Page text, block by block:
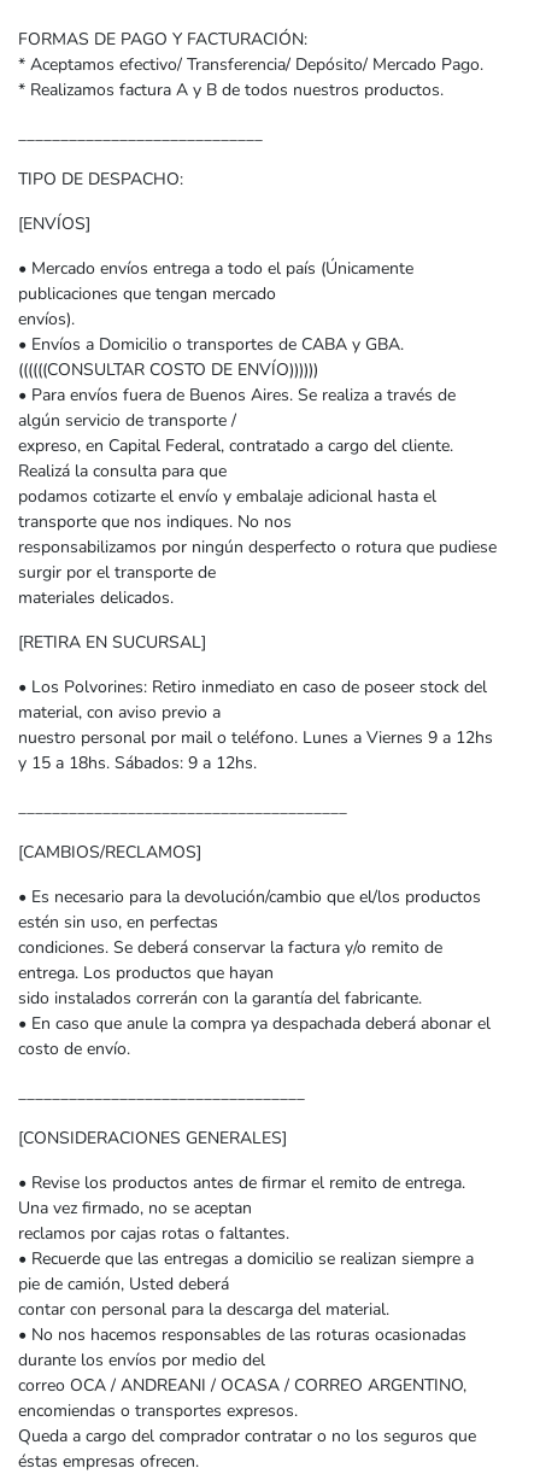
FORMAS DE PAGO Y FACTURACIÓN:
* Aceptamos efectivo/ Transferencia/ Depósito/ Mercado Pago.
* Realizamos factura A y B de todos nuestros productos.
_____________________________
TIPO DE DESPACHO:
[ENVÍOS]
• Mercado envíos entrega a todo el país (Únicamente
publicaciones que tengan mercado
envíos).
• Envíos a Domicilio o transportes de CABA y GBA.
((((((CONSULTAR COSTO DE ENVÍO))))))
• Para envíos fuera de Buenos Aires. Se realiza a través de
algún servicio de transporte /
expreso, en Capital Federal, contratado a cargo del cliente.
Realizá la consulta para que
podamos cotizarte el envío y embalaje adicional hasta el
transporte que nos indiques. No nos
responsabilizamos por ningún desperfecto o rotura que pudiese
surgir por el transporte de
materiales delicados.
[RETIRA EN SUCURSAL]
• Los Polvorines: Retiro inmediato en caso de poseer stock del
material, con aviso previo a
nuestro personal por mail o teléfono. Lunes a Viernes 9 a 12hs
y 15 a 18hs. Sábados: 9 a 12hs.
_______________________________________
[CAMBIOS/RECLAMOS]
• Es necesario para la devolución/cambio que el/los productos
estén sin uso, en perfectas
condiciones. Se deberá conservar la factura y/o remito de
entrega. Los productos que hayan
sido instalados correrán con la garantía del fabricante.
• En caso que anule la compra ya despachada deberá abonar el
costo de envío.
__________________________________
[CONSIDERACIONES GENERALES]
• Revise los productos antes de firmar el remito de entrega.
Una vez firmado, no se aceptan
reclamos por cajas rotas o faltantes.
• Recuerde que las entregas a domicilio se realizan siempre a
pie de camión, Usted deberá
contar con personal para la descarga del material.
• No nos hacemos responsables de las roturas ocasionadas
durante los envíos por medio del
correo OCA / ANDREANI / OCASA / CORREO ARGENTINO,
encomiendas o transportes expresos.
Queda a cargo del comprador contratar o no los seguros que
éstas empresas ofrecen.